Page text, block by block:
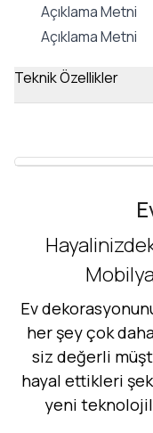
Açıklama Metni
Açıklama Metni
Teknik Özellikler
Ev
her şey çok
siz değerli
hayal ettikleri
yeni